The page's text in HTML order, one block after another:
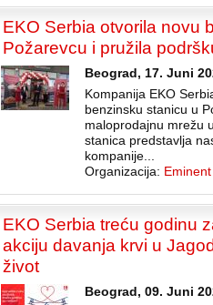
EKO Serbia otvorila novu
Požarevcu i pružila
Beograd, 17. Juni
Kompanija EKO
benzinsku stanicu u
maloprodajnu mrežu
stanica predstavlja
kompanije...
Organizacija:
EKO Serbia treću godinu
akciju davanja krvi u
život
Beograd, 09. Juni